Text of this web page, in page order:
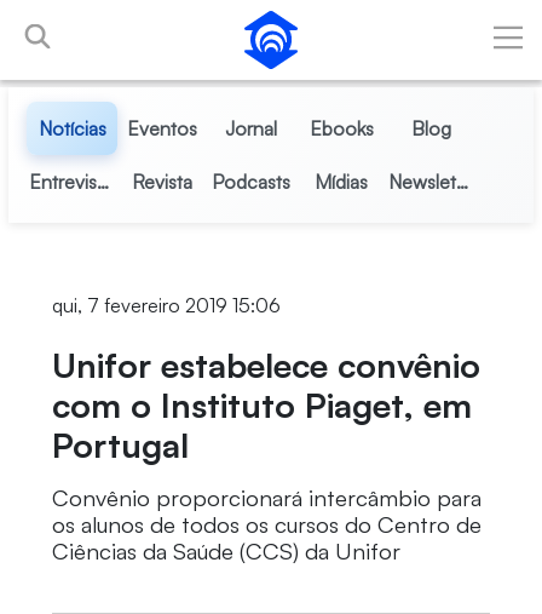
Pular para o Conteúdo principal
Notícias Eventos Jornal Ebooks Blog
Entrevistas Revista Podcasts Mídias Newsletter
qui, 7 fevereiro 2019 15:06
Unifor estabelece convênio
com o Instituto Piaget, em
Portugal
Convênio proporcionará intercâmbio para
os alunos de todos os cursos do Centro de
Ciências da Saúde (CCS) da Unifor